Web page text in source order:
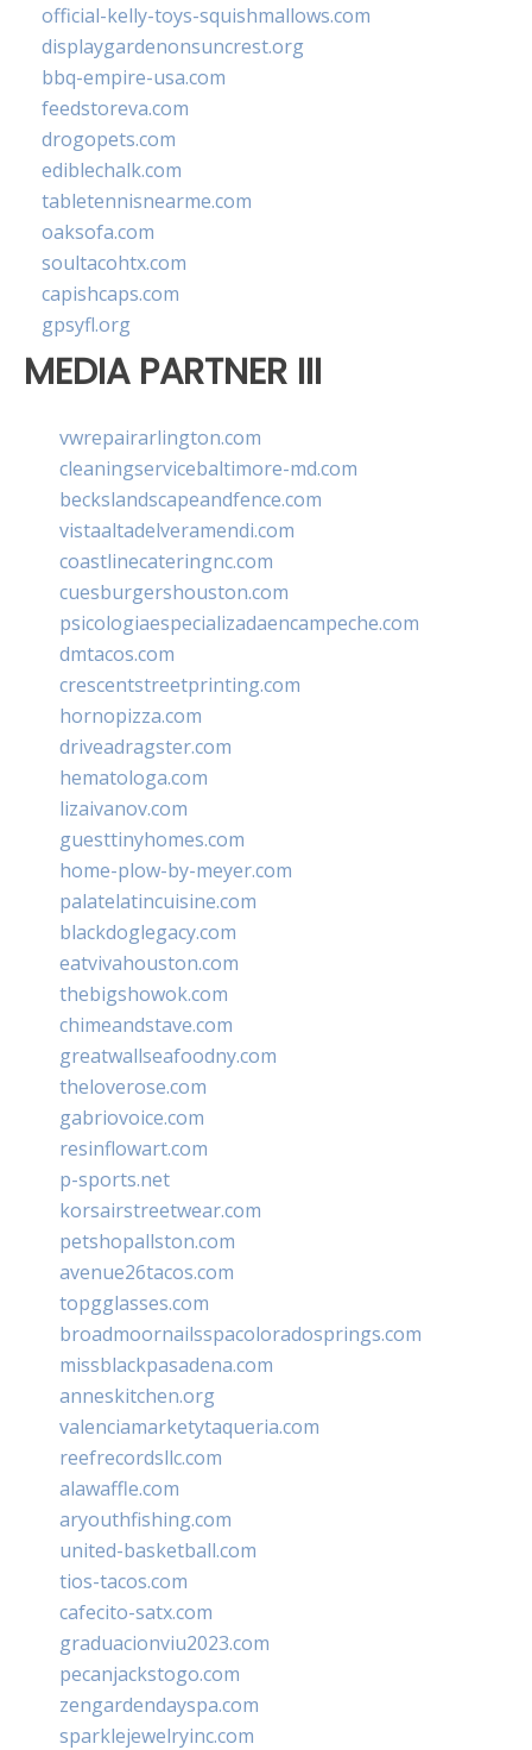
official-kelly-toys-squishmallows.com
displaygardenonsuncrest.org
bbq-empire-usa.com
feedstoreva.com
drogopets.com
ediblechalk.com
tabletennisnearme.com
oaksofa.com
soultacohtx.com
capishcaps.com
gpsyfl.org
MEDIA PARTNER III
vwrepairarlington.com
cleaningservicebaltimore-md.com
beckslandscapeandfence.com
vistaaltadelveramendi.com
coastlinecateringnc.com
cuesburgershouston.com
psicologiaespecializadaencampeche.com
dmtacos.com
crescentstreetprinting.com
hornopizza.com
driveadragster.com
hematologa.com
lizaivanov.com
guesttinyhomes.com
home-plow-by-meyer.com
palatelatincuisine.com
blackdoglegacy.com
eatvivahouston.com
thebigshowok.com
chimeandstave.com
greatwallseafoodny.com
theloverose.com
gabriovoice.com
resinflowart.com
p-sports.net
korsairstreetwear.com
petshopallston.com
avenue26tacos.com
topgglasses.com
broadmoornailsspacoloradosprings.com
missblackpasadena.com
anneskitchen.org
valenciamarketytaqueria.com
reefrecordsllc.com
alawaffle.com
aryouthfishing.com
united-basketball.com
tios-tacos.com
cafecito-satx.com
graduacionviu2023.com
pecanjackstogo.com
zengardendayspa.com
sparklejewelryinc.com